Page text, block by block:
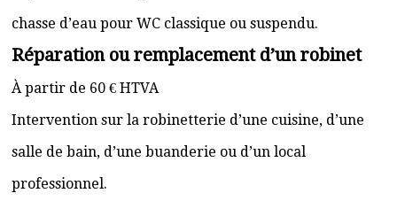
chasse d’eau pour WC classique ou suspendu.
Réparation ou remplacement d’un robinet
À partir de 60 € HTVA
Intervention sur la robinetterie d’une cuisine, d’une
salle de bain, d’une buanderie ou d’un local
professionnel.